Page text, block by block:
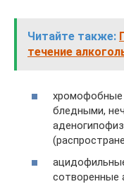
Читайте также:
течение
хромофобные
бледными,
сотворенные